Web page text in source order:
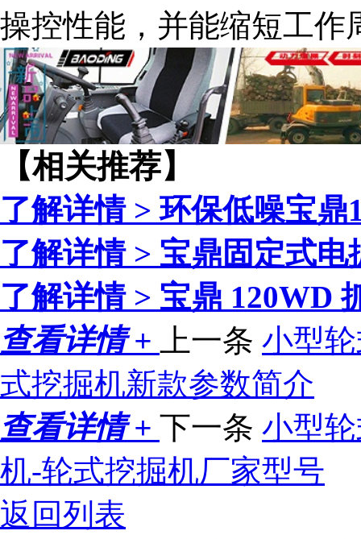
操控性能，并能缩短工作
【相关推荐】
了解详情 >环保低噪宝鼎
了解详情 > 宝鼎固定式电
了解详情 > 宝鼎 120WD
查看详情 +
上一条 小型
式挖掘机新款参数简介
查看详情 + 下一条 小型
机-轮式挖掘机厂家型号
返回列表